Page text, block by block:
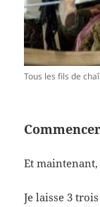
Tous les fils de
Et
Je laisse 3